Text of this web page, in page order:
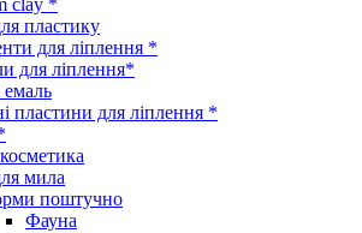
пластику
для ліплення *
для ліплення*
пластини для ліплення *
мила
поштучно
Фауна